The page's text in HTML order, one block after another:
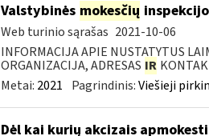
Valstybinės mokesčių
Web turinio sąrašas 2021-10-06
INFORMACIJA APIE NUSTATYTUS
ORGANIZACIJA, ADRESAS IR
Metai: 2021 Pagrindinis:Viešieji
Dėl kai kurių akcizais